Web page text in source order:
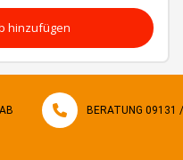
hinzufügen
BERATUNG 09131